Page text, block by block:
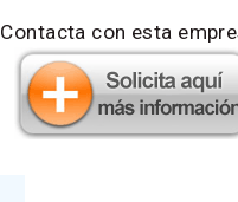
Contacta con esta